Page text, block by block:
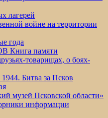
лагерей
войне на территории
года
памяти
товарищах, о боях-
Битва за Псков
музей Псковской области»
информации